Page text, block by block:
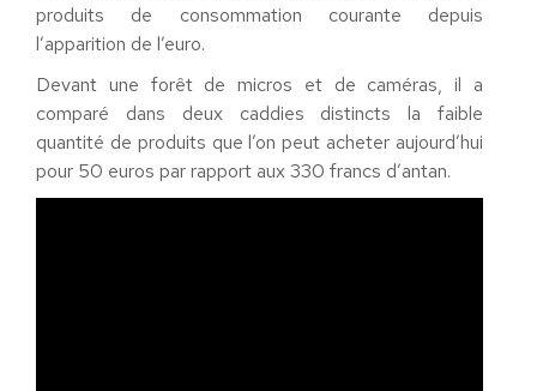
produits de consommation courante depuis
l’apparition de l’euro.
Devant une forêt de micros et de caméras, il a
comparé dans deux caddies distincts la faible
quantité de produits que l’on peut acheter aujourd’hui
pour 50 euros par rapport aux 330 francs d’antan.